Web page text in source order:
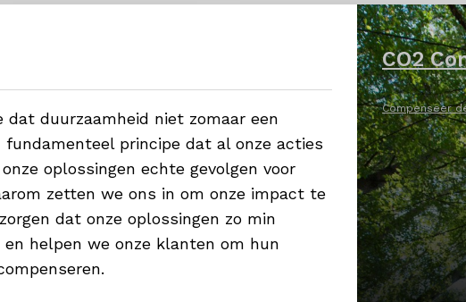
dat duurzaamheid niet zomaar een
fundamenteel principe dat al onze acties
oplossingen echte gevolgen voor
zetten we ons in om onze impact te
dat onze oplossingen zo min
helpen we onze klanten om hun
CO2
Compenseer